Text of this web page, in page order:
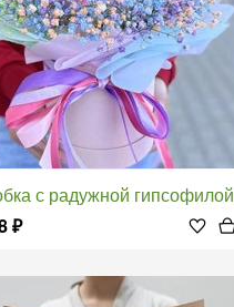
с радужной гипсофилой
₽